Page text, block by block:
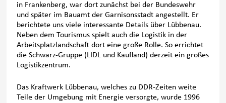
in Frankenberg, war dort zunächst bei der Bundeswehr
und später im Bauamt der Garnisonsstadt angestellt. Er
berichtete uns viele interessante Details über Lübbenau.
Neben dem Tourismus spielt auch die Logistik in der
Arbeitsplatzlandschaft dort eine große Rolle. So errichtet
die Schwarz-Gruppe (LIDL und Kaufland) derzeit ein großes
Logistikzentrum.
Das Kraftwerk Lübbenau, welches zu DDR-Zeiten weite
Teile der Umgebung mit Energie versorgte, wurde 1996